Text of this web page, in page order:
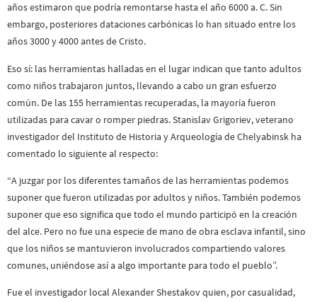
años estimaron que podría remontarse hasta el año 6000 a. C. Sin
embargo, posteriores dataciones carbónicas lo han situado entre los
años 3000 y 4000 antes de Cristo.
Eso sí: las herramientas halladas en el lugar indican que tanto adultos
como niños trabajaron juntos, llevando a cabo un gran esfuerzo
común. De las 155 herramientas recuperadas, la mayoría fueron
utilizadas para cavar o romper piedras. Stanislav Grigoriev, veterano
investigador del Instituto de Historia y Arqueología de Chelyabinsk ha
comentado lo siguiente al respecto:
“A juzgar por los diferentes tamaños de las herramientas podemos
suponer que fueron utilizadas por adultos y niños. También podemos
suponer que eso significa que todo el mundo participó en la creación
del alce. Pero no fue una especie de mano de obra esclava infantil, sino
que los niños se mantuvieron involucrados compartiendo valores
comunes, uniéndose así a algo importante para todo el pueblo”.
Fue el investigador local Alexander Shestakov quien, por casualidad,